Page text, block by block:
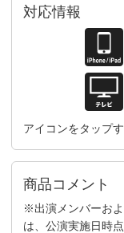
対応情報
アイコンをタップ
商品コメント
※出演メンバーお
は、公演実施日時